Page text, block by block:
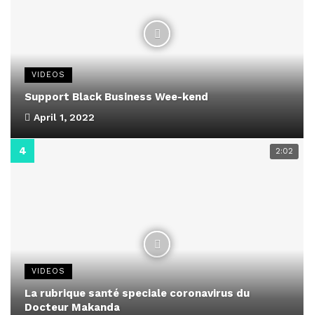
VIDEOS
Support Black Business Wee-kend
April 1, 2022
2:02
VIDEOS
La rubrique santé speciale coronavirus du
Docteur Makanda